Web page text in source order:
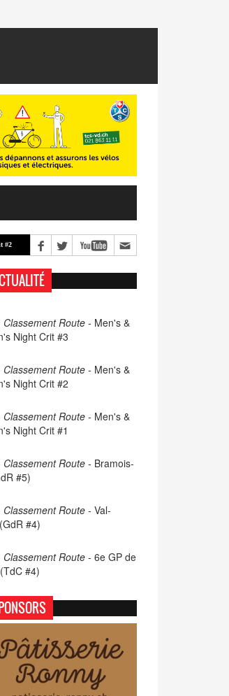
Classement -Men's & Women's Night Crit #1
Classement Route - Men's &
Night Crit #3
Classement Route - Men's &
Night Crit #2
Classement Route - Men's &
Night Crit #1
Classement Route - Bramois-
#5)
Classement Route - Val-
#4)
Classement Route - 6e GP de
#4)
Classement Route -Blonay-
(GdR #3)
Classement Route -4e Pringy
(TdC #3)